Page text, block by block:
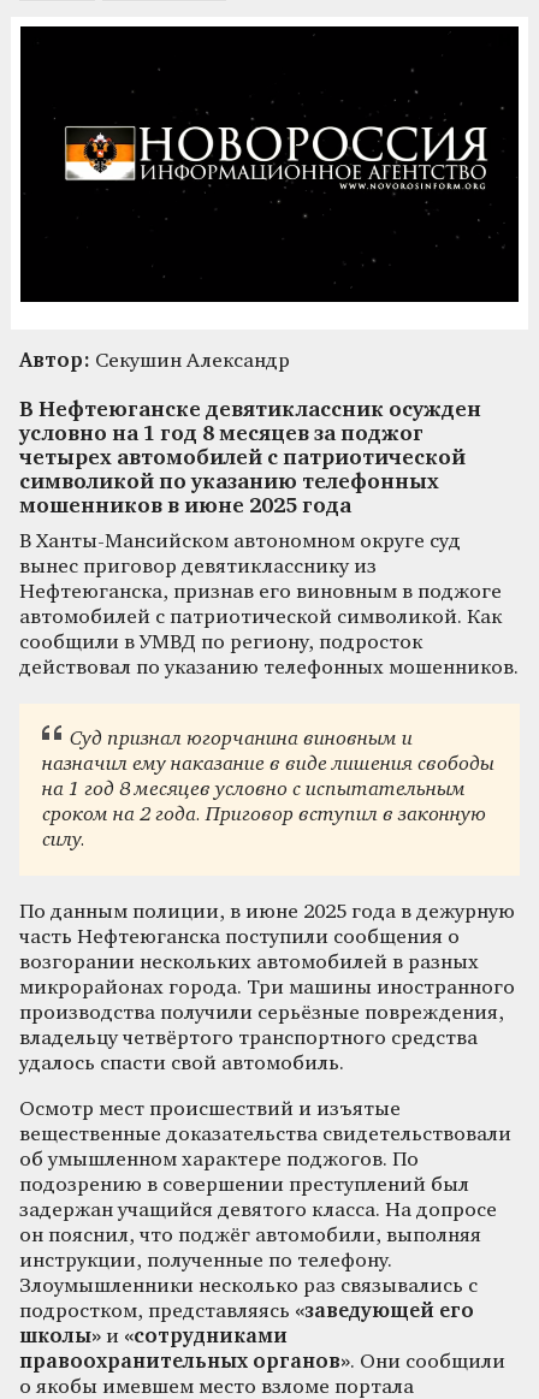
Автор: Секушин Александр
В Нефтеюганске девятиклассник осужден
условно на 1 год 8 месяцев за поджог
четырех автомобилей с патриотической
символикой по указанию телефонных
мошенников в июне 2025 года
В Ханты-Мансийском автономном округе суд
вынес приговор девятикласснику из
Нефтеюганска, признав его виновным в поджоге
автомобилей с патриотической символикой. Как
сообщили в УМВД по региону, подросток
действовал по указанию телефонных мошенников.
Суд признал югорчанина виновным и
назначил ему наказание в виде лишения свободы
на 1 год 8 месяцев условно с испытательным
сроком на 2 года. Приговор вступил в законную
силу.
По данным полиции, в июне 2025 года в дежурную
часть Нефтеюганска поступили сообщения о
возгорании нескольких автомобилей в разных
микрорайонах города. Три машины иностранного
производства получили серьёзные повреждения,
владельцу четвёртого транспортного средства
удалось спасти свой автомобиль.
Осмотр мест происшествий и изъятые
вещественные доказательства свидетельствовали
об умышленном характере поджогов. По
подозрению в совершении преступлений был
задержан учащийся девятого класса. На допросе
он пояснил, что поджёг автомобили, выполняя
инструкции, полученные по телефону.
Злоумышленники несколько раз связывались с
подростком, представляясь «заведующей его
школы» и «сотрудниками
правоохранительных органов». Они сообщили
о якобы имевшем место взломе портала